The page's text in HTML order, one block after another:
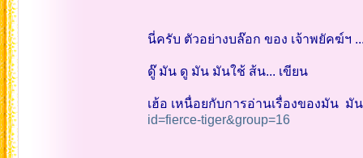
นี่ครับ ตัวอย่างบล๊อก ของ เจ้าพยัคฆ์ฯ
ดู๊ มัน ดู มัน มันใช้ ส้น... เขียน
เฮ้อ เหนื่อยกับการอ่านเรื่องของมัน
id=fierce-tiger&group=16